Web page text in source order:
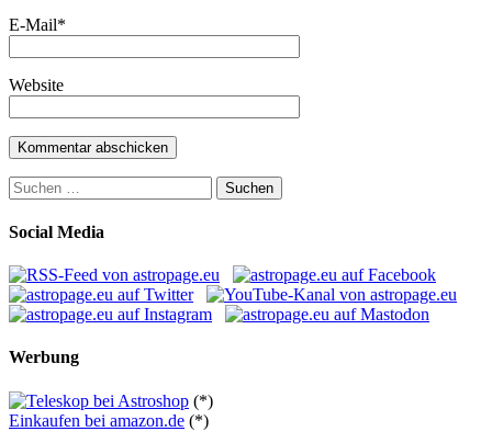
E-Mail*
Website
Suchen
nach:
Social Media
Werbung
(*)
Einkaufen bei amazon.de (*)